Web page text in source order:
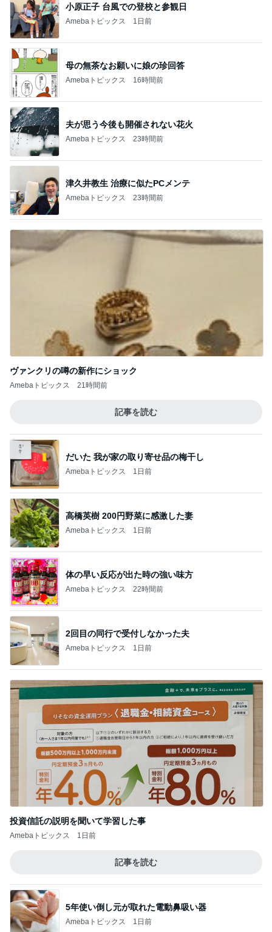
小原正子 台風での登校と参観日
Amebaトピックス 1日前
母の無茶なお願いに娘の珍回答
Amebaトピックス 16時間前
夫が思う今後も開催されない花火
Amebaトピックス 23時間前
津久井教生 治療に似たPCメンテ
Amebaトピックス 23時間前
ヴァンクリの噂の新作にショック
Amebaトピックス 21時間前
記事を読む
だいた 我が家の取り寄せ品の梅干し
Amebaトピックス 1日前
高橋英樹 200円野菜に感激した妻
Amebaトピックス 1日前
体の早い反応が出た時の強い味方
Amebaトピックス 22時間前
2回目の同行で受付しなかった夫
Amebaトピックス 1日前
投資信託の説明を聞いて学習した事
Amebaトピックス 1日前
記事を読む
5年使い倒し元が取れた電動鼻吸い器
Amebaトピックス 1日前